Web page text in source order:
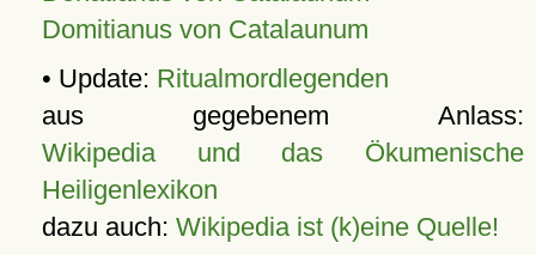
Domitianus von Catalaunum
• Update: Ritualmordlegenden
aus gegebenem Anlass:
Wikipedia und das Ökumenische
Heiligenlexikon
dazu auch: Wikipedia ist (k)eine Quelle!